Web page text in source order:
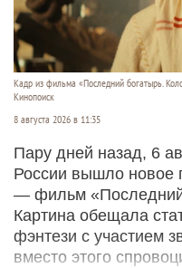
Кадр из фильма «Последний богатырь.
Кинопоиск
8 августа 2026 в 11:35
Пару дней назад, 6
России вышло новое
— фильм «Последний
Картина обещала
фэнтези с участием
вместо этого